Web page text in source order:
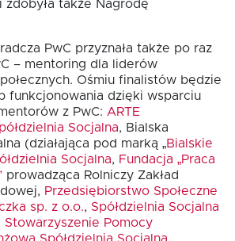
także Nagrodę
PwC przyznała także po raz
– mentoring dla liderów
Ośmiu finalistów będzie
funkcjonowania dzięki wsparciu
z PwC: ARTE
Socjalna, Bialska
(działająca pod marką „Bialskie
Socjalna, Fundacja „Praca
prowadząca Rolniczy Zakład
Przedsiębiorstwo Społeczne
sp. z o.o., Spółdzielnia Socjalna
Stowarzyszenie Pomocy